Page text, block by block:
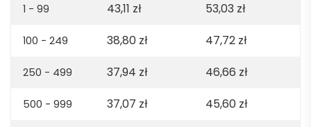
1 - 99 43,11 zł 53,03 zł
100 - 249 38,80 zł 47,72 zł
250 - 499 37,94 zł 46,66 zł
500 - 999 37,07 zł 45,60 zł